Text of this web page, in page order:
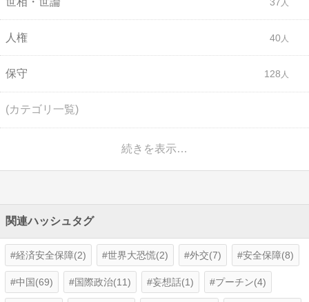
人権 40
保守 128
(カテゴリ一覧)
続きを表示…
関連ハッシュタグ
経済安全保障(2) 世界大恐慌(2) 外交(7) 安全保障(8)
中国(69) 国際政治(11) 妄想話(1) プーチン(4)